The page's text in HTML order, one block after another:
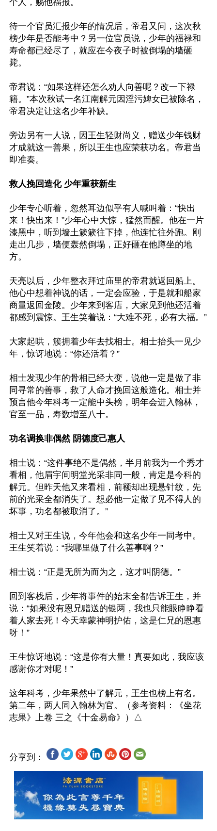
个人，赐他福报。
待一个官员汇报少年的情况后，帝君又问，这次秋
榜少年是否能考中？另一位官员说，少年的福禄和
寿命都已经尽了，就应在今夜子时被倒塌的墙砸
毙。
帝君说：“如果这样还怎么劝人向善呢？改一下禄
籍。”本次秋试一名江南解元因淫污婢女已被除名，
帝君决定让这名少年补缺。
旁边另有一人说，因王生轻财尚义，赠送少年钱财
才成就这一善果，所以王生也应荣获功名。帝君当
即准奏。
救人挽回造化 少年重获新生
少年专心听着，忽然耳边似乎有人喊叫着：“快出
来！快出来！”少年心中大惊，猛然而醒。他在一片
漆黑中，听到墙土簌簌往下掉，他连忙往外跑。刚
走出几步，墙便轰然倒塌，正好砸在他蹲坐的地
方。
天亮以后，少年整衣拜过庙里的帝君就返回船上。
他心中想着神说的话，一定会应验，于是就和船家
商量返回金陵。少年来到客店，大家见到他还活着
都感到震惊。王生笑着说：“大难不死，必有大福。”
大家起哄，簇拥着少年去找相士。相士抬头一见少
年，惊讶地说：“你还活着？”
相士发现少年的骨相已经大变，说他一定是做了非
同寻常的善事，救了人命才挽回这般造化。相士并
预言他今年科考一定能中头榜，明年会进入翰林，
官至一品，寿数增至八十。
功名调换非偶然 阴德度己惠人
相士说：“这件事绝不是偶然，半月前我为一个秀才
看相，他眉宇间明堂光采非同一般，肯定是今科的
解元。但昨天他又来看相，前额却出现悬针纹，先
前的光采全都消失了。想必他一定做了见不得人的
坏事，功名都被取消了。”
相士又对王生说，今年他会和这名少年一同考中。
王生笑着说：“我哪里做了什么善事啊？”
相士说：“正是无所为而为之，这才叫阴德。”
回到客栈后，少年将事件的始末全都告诉王生，并
说：“如果没有恩兄赠送的银两，我也只能眼睁睁看
着人家去死！今天幸蒙神明护佑，这是仁兄的恩惠
呀！”
王生惊讶地说：“这是你有大量！真要如此，我应该
感谢你才对呢！”
这年科考，少年果然中了解元，王生也榜上有名。
第二年，两人同入翰林为官。（参考资料：《坐花
分享到：